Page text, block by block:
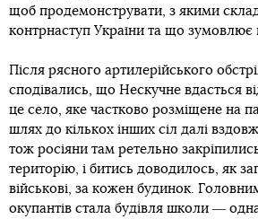
щоб продемонструвати, з якими
контрнаступ України та що зумовлює
Після рясного артилерійського
сподівались, що Нескучне вдасться
це село, яке частково розміщене на
шлях до кількох інших сіл далі
тож росіяни там ретельно
територію, і битись доводилось, як
військові, за кожен будинок.
окупантів стала будівля школи ―